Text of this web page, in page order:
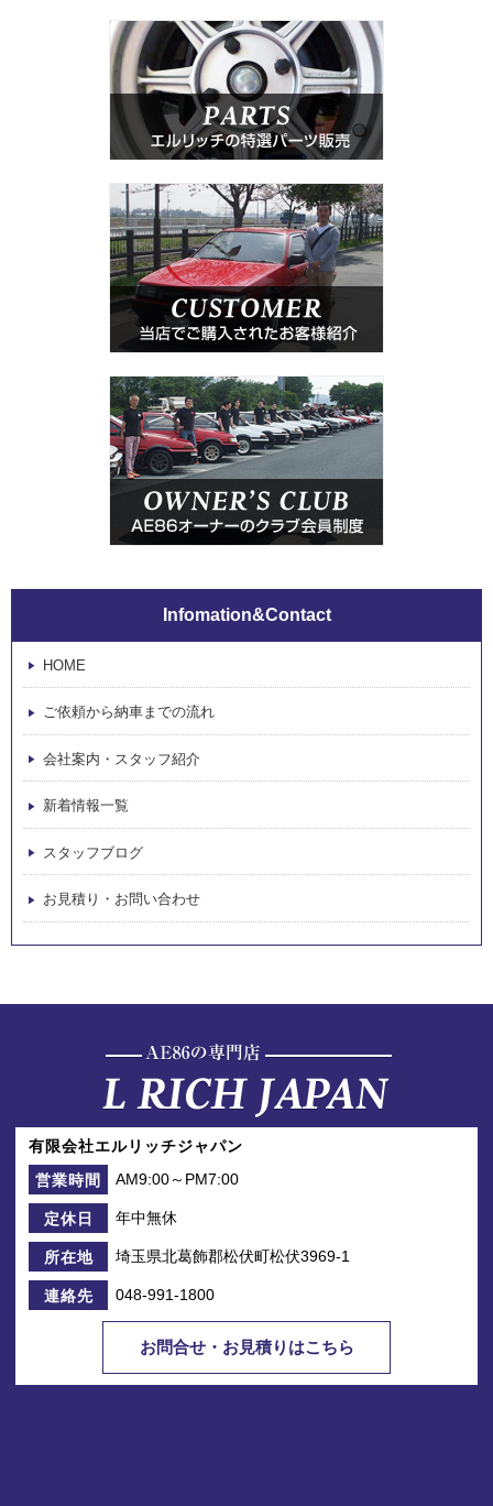
Infomation&Contact
HOME
ご依頼から納車までの流れ
会社案内・スタッフ紹介
新着情報一覧
スタッフブログ
お見積り・お問い合わせ
有限会社エルリッチジャパン
営業時間
AM9:00～PM7:00
定休日 年中無休
所在地 埼玉県北葛飾郡松伏町松伏3969-1
連絡先 048-991-1800
お問合せ・お見積りはこちら